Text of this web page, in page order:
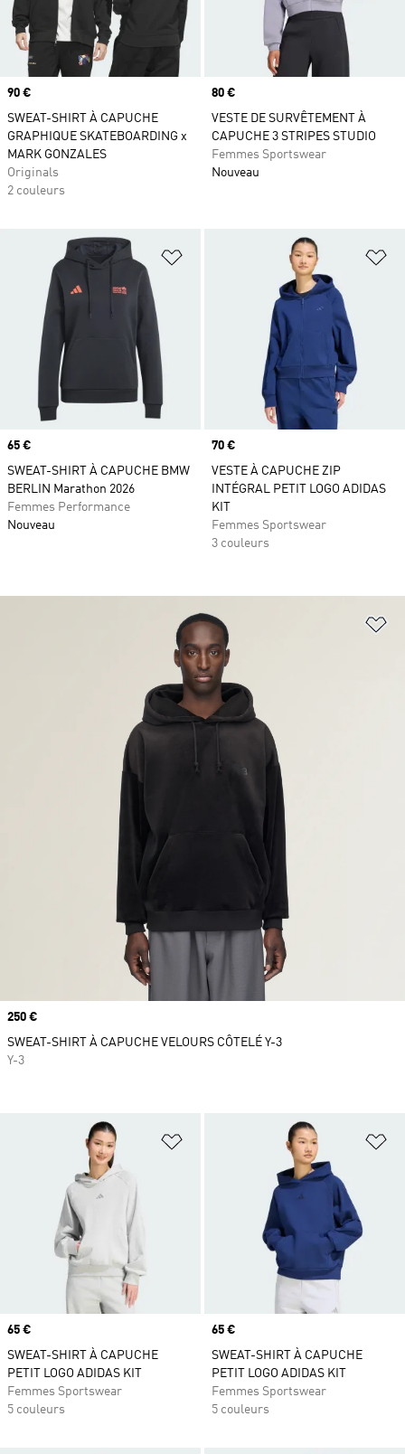
Prix
90 €
SWEAT-SHIRT À CAPUCHE
GRAPHIQUE SKATEBOARDING x
MARK GONZALES
Originals
2 couleurs
Prix
80 €
VESTE DE SURVÊTEMENT À
CAPUCHE 3 STRIPES STUDIO
Femmes Sportswear
Nouveau
Ajouter à la Liste de produits
Prix
65 €
SWEAT-SHIRT À CAPUCHE BMW
BERLIN Marathon 2026
Femmes Performance
Nouveau
Prix
70 €
VESTE À CAPUCHE ZIP
INTÉGRAL PETIT LOGO ADIDAS
KIT
Femmes Sportswear
3 couleurs
Ajouter à la Liste de produits
Prix
65 €
SWEAT-SHIRT À CAPUCHE
PETIT LOGO ADIDAS KIT
Femmes Sportswear
5 couleurs
Prix
65 €
SWEAT-SHIRT À CAPUCHE
PETIT LOGO ADIDAS KIT
Femmes Sportswear
5 couleurs
Prix
250 €
SWEAT-SHIRT À CAPUCHE VELOURS CÔTELÉ Y-3
Y-3